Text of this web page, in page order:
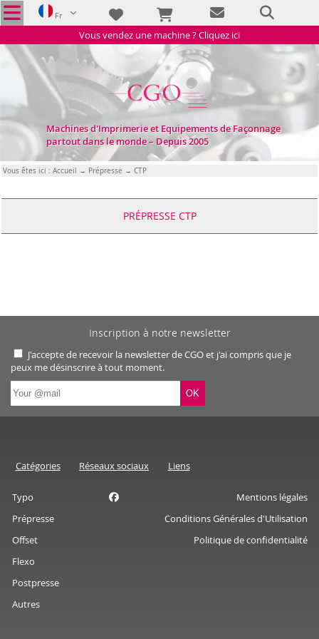
Fr
Vous vendez une machine ? Cliquez ici
Machines d'Imprimerie et Equipements de Façonnage
partout dans le monde – Depuis 2005
Vous êtes ici :Accueil → Prépresse → CTP
PRÉPRESSE CTP
Inscription à notre newsletter
J'accepte de recevoir la newsletter de CGO et j'ai compris que je
peux me désinscrire à tout moment.
Catégories
Typo
Prépresse
Offset
Flexo
Postpresse
Autres
Réseaux sociaux Liens
Mentions légales
Conditions Générales d'Utilisation
Politique de confidentialité